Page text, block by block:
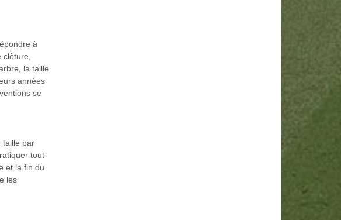
à
clôture,
la taille
années
se
taille par
tout
et la fin du
les